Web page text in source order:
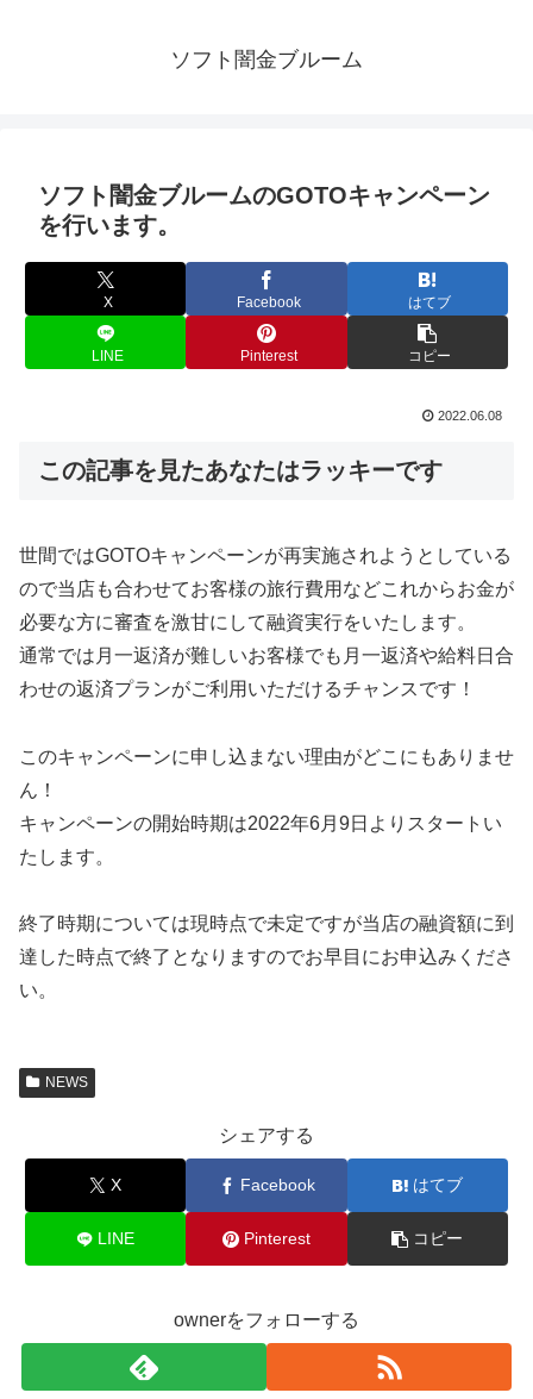
ソフト闇金ブルーム
ソフト闇金ブルームのGOTOキャンペーン
を行います。
X Facebook はてブ
LINE Pinterest コピー
2022.06.08
この記事を見たあなたはラッキーです
世間ではGOTOキャンペーンが再実施されようとしている
ので当店も合わせてお客様の旅行費用などこれからお金が
必要な方に審査を激甘にして融資実行をいたします。
通常では月一返済が難しいお客様でも月一返済や給料日合
わせの返済プランがご利用いただけるチャンスです！
このキャンペーンに申し込まない理由がどこにもありませ
ん！
キャンペーンの開始時期は2022年6月9日よりスタートい
たします。
終了時期については現時点で未定ですが当店の融資額に到
達した時点で終了となりますのでお早目にお申込みくださ
い。
NEWS
シェアする
X Facebook はてブ
LINE Pinterest コピー
ownerをフォローする